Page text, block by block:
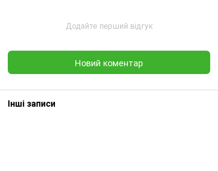
Додайте перший відгук
Новий коментар
Інші записи